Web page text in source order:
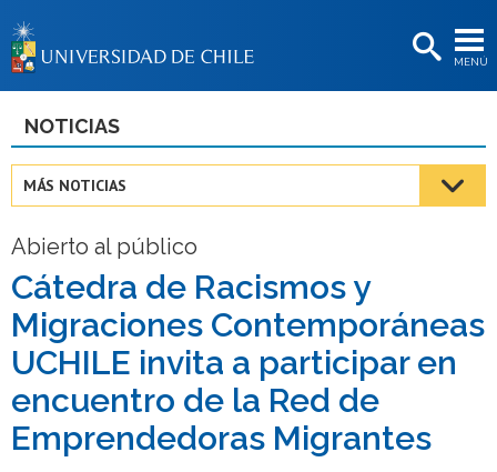
MENÚ
BIBLIOTECAS
Estudiantes
Académicas/os
Funcionarias/os
Egresadas/os
NOTICIAS
MÁS NOTICIAS
Abierto al público
Cátedra de Racismos y
Migraciones Contemporáneas
UCHILE invita a participar en
encuentro de la Red de
Emprendedoras Migrantes